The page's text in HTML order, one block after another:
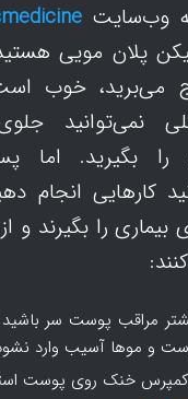
وب‌سایت
پلان مویی
می‌برید، خوب
نمی‌توانید
را بگیرید. اما
کارهایی انجام
بیماری را بگیرند
مراقب پوست سر
و موها آسیب وارد
کمپرس خنک روی پوست